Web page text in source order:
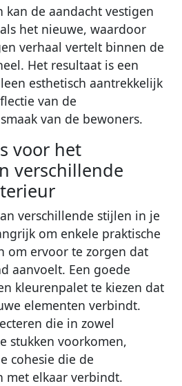
kan de aandacht vestigen
het nieuwe, waardoor
verhaal vertelt binnen de
Het resultaat is een
esthetisch aantrekkelijk
van de
van de bewoners.
voor het
verschillende
verschillende stijlen in je
om enkele praktische
om ervoor te zorgen dat
aanvoelt. Een goede
kleurenpalet te kiezen dat
elementen verbindt.
die in zowel
stukken voorkomen,
cohesie die de
met elkaar verbindt.